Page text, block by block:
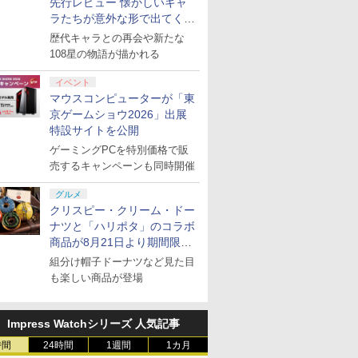
ラたちが意外な形で出てくる
シリーズ完全新作！
歴代キャラとの再会や新たな
108星の物語が描かれる
イベント
マウスコンピューターが「東
京ゲームショウ2026」出展
特設サイトを公開
ゲーミングPCを特別価格で販
売するキャンペーンも同時開催
グルメ
クリスピー・クリーム・ドー
ナツと「ハリポタ」のコラボ
商品が8月21日より期間限定
で発売
組分け帽子ドーナツなど見た目
も楽しい商品が登場
Impress Watchシリーズ 人気記事
24時間 1週間 1カ月